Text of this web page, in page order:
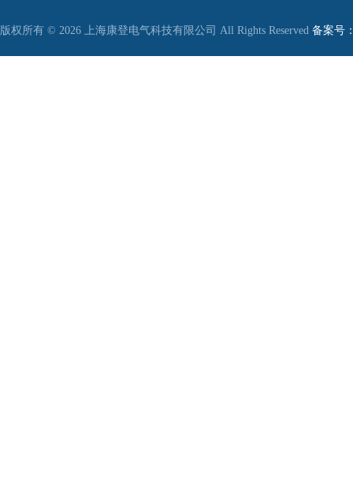
版权所有 © 2026 上海康登电气科技有限公司 All Rights Reserved 备案号